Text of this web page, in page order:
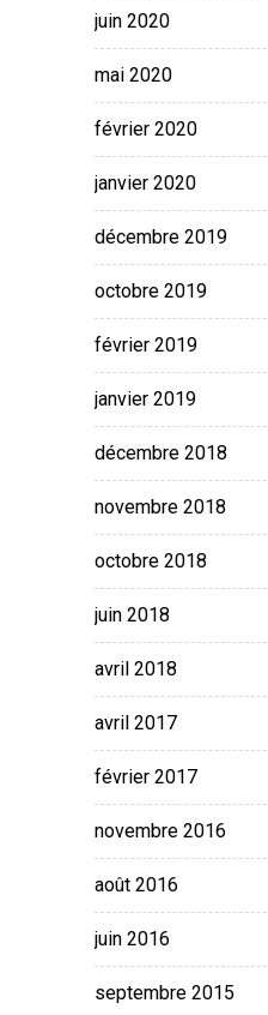
juin 2020
mai 2020
février 2020
janvier 2020
décembre 2019
octobre 2019
février 2019
janvier 2019
décembre 2018
novembre 2018
octobre 2018
juin 2018
avril 2018
avril 2017
février 2017
novembre 2016
août 2016
juin 2016
septembre 2015